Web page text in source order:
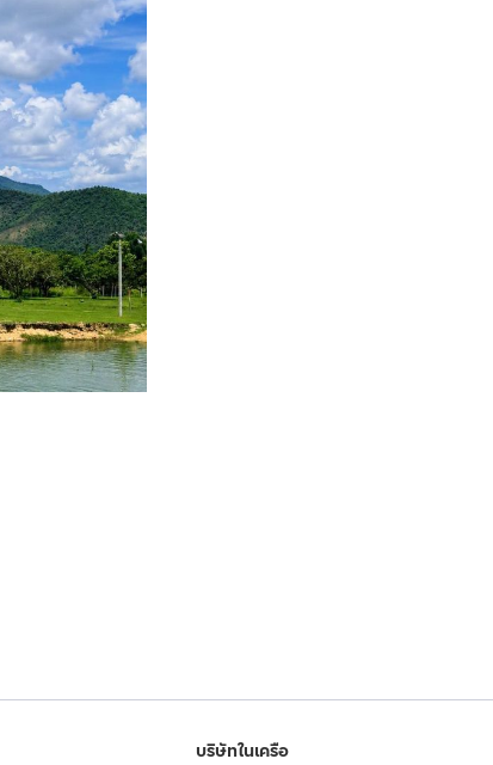
บริษัทในเครือ